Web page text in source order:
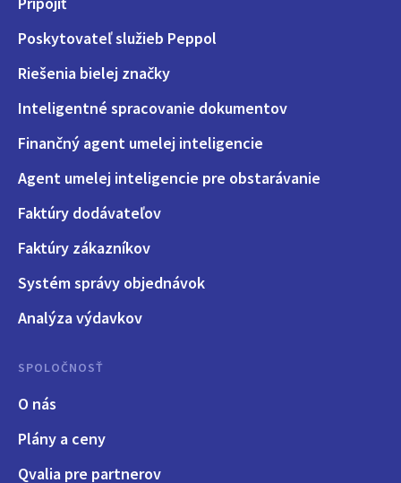
Poskytovateľ služieb Peppol
Riešenia bielej značky
Inteligentné spracovanie dokumentov
Finančný agent umelej inteligencie
Agent umelej inteligencie pre obstarávanie
Faktúry dodávateľov
Faktúry zákazníkov
Systém správy objednávok
Analýza výdavkov
SPOLOČNOSŤ
O nás
Plány a ceny
Qvalia pre partnerov